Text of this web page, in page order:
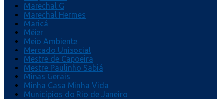
Marechal G
Marechal Hermes
Maricá
Méier
Meio Ambiente
Mercado Unisocial
Mestre de Capoeira
Mestre Paulinho Sabiá
Minas Gerais
Minha Casa Minha Vida
Municípios do Rio de Janeiro